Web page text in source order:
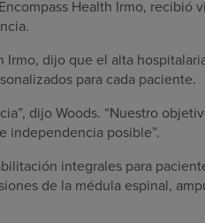
Health Irmo, recibió
dijo que el alta
para cada paciente.
dijo Woods. “Nuestro
independencia posible”.
integrales para
de la médula espinal,